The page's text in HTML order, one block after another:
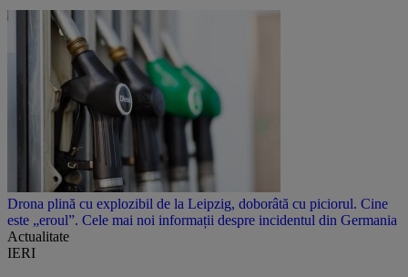
Drona plină cu explozibil de la Leipzig, doborâtă cu piciorul. Cine
este „eroul”. Cele mai noi informații despre incidentul din Germania
Actualitate
IERI